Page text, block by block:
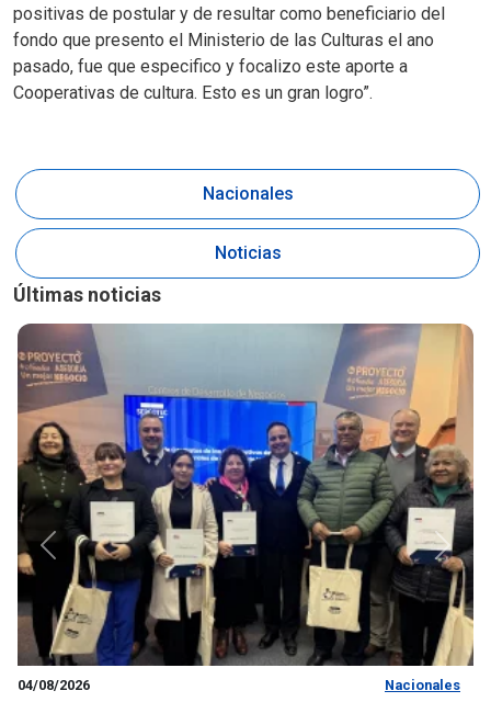
positivas de postular y de resultar como beneficiario del
fondo que presento el Ministerio de las Culturas el ano
pasado, fue que especifico y focalizo este aporte a
Cooperativas de cultura. Esto es un gran logro”.
Nacionales
Noticias
Últimas noticias
04/08/2026 Nacionales
Anterior